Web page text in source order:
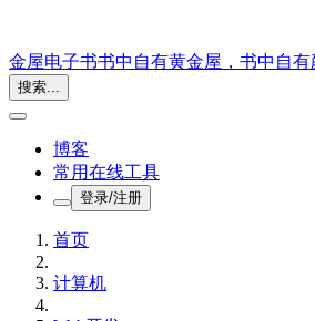
金屋电子书书中自有黄金屋，书中自有
搜索...
博客
常用在线工具
登录/注册
首页
计算机